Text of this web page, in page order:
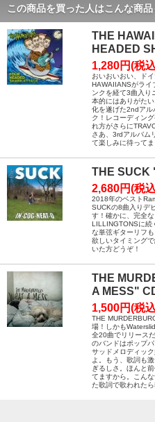
この商品を買った人はこんな商
THE
HEADED
1,280円(税
おいおいおい、ド
HAWAIIANSがライ
ンクを経て3曲入り
本的にはありがた
化を遂げた2ndアル
ク！レコーディン
れ方がさらに
さあ、3rdアルバム
て楽しみに待ってま
THE SUCK
2,680円(税
2018年のベスト
SUCKの8曲入りデ
す！確かに、完全
LILLINGTONSに続
な単弦ギターリフ
欲しいタイミング
いた方どうぞ！
THE
A MESS"
1,500円(税
THE
場！しかも
全20曲でリリース
のバンドはポップ
サッドメロディッ
よ。もう、歌詞も
ぎるしさ。ほんと
てますから。こん
た歌詞で歌われた